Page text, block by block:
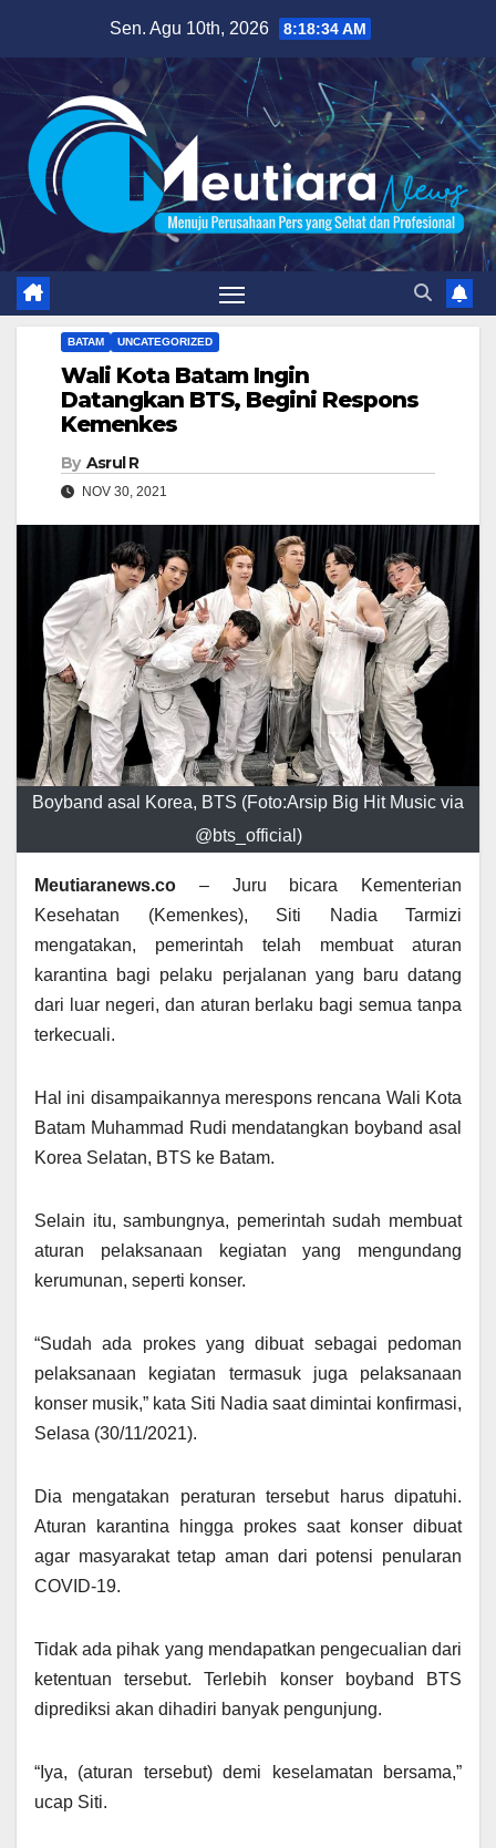
content
Sen. Agu 10th, 2026 8:18:35 AM
BATAM UNCATEGORIZED
Wali Kota Batam Ingin
Datangkan BTS, Begini Respons
Kemenkes
By Asrul R
NOV 30, 2021
Boyband asal Korea, BTS (Foto:Arsip Big Hit Music via
@bts_official)
Meutiaranews.co – Juru bicara Kementerian
Kesehatan (Kemenkes), Siti Nadia Tarmizi
mengatakan, pemerintah telah membuat aturan
karantina bagi pelaku perjalanan yang baru datang
dari luar negeri, dan aturan berlaku bagi semua tanpa
terkecuali.
Hal ini disampaikannya merespons rencana Wali Kota
Batam Muhammad Rudi mendatangkan boyband asal
Korea Selatan, BTS ke Batam.
Selain itu, sambungnya, pemerintah sudah membuat
aturan pelaksanaan kegiatan yang mengundang
kerumunan, seperti konser.
“Sudah ada prokes yang dibuat sebagai pedoman
pelaksanaan kegiatan termasuk juga pelaksanaan
konser musik,” kata Siti Nadia saat dimintai konfirmasi,
Selasa (30/11/2021).
Dia mengatakan peraturan tersebut harus dipatuhi.
Aturan karantina hingga prokes saat konser dibuat
agar masyarakat tetap aman dari potensi penularan
COVID-19.
Tidak ada pihak yang mendapatkan pengecualian dari
ketentuan tersebut. Terlebih konser boyband BTS
diprediksi akan dihadiri banyak pengunjung.
“Iya, (aturan tersebut) demi keselamatan bersama,”
ucap Siti.